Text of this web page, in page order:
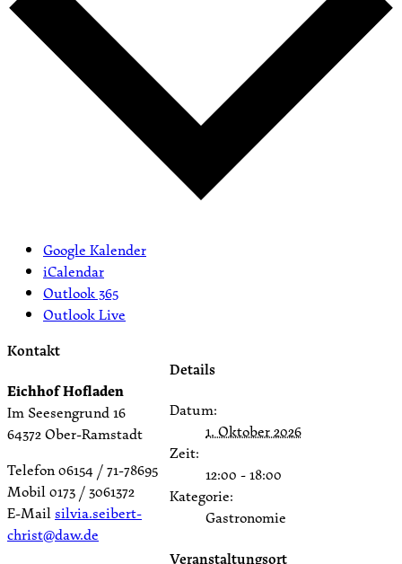
Google Kalender
iCalendar
Outlook 365
Outlook Live
Details
Datum:
1. Oktober 2026
Zeit:
12:00 - 18:00
Kategorie:
Gastronomie
Veranstaltungsort
Kontakt
Eichhof Hofladen
Im Seesengrund 16
64372 Ober-Ramstadt
Telefon 06154 / 71-78695
Mobil 0173 / 3061372
E-Mailsilvia.seibert-
christ@daw.de